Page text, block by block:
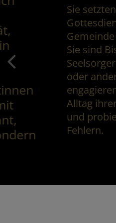
Sie setzten sich für
Gottesdiensten ein
Gemeinde aktiv.
Sie sind Bischof,
Seelsorger*in, leiten
oder andere
engagieren sich für
Alltag ihrer
und probieren
Fehlern.